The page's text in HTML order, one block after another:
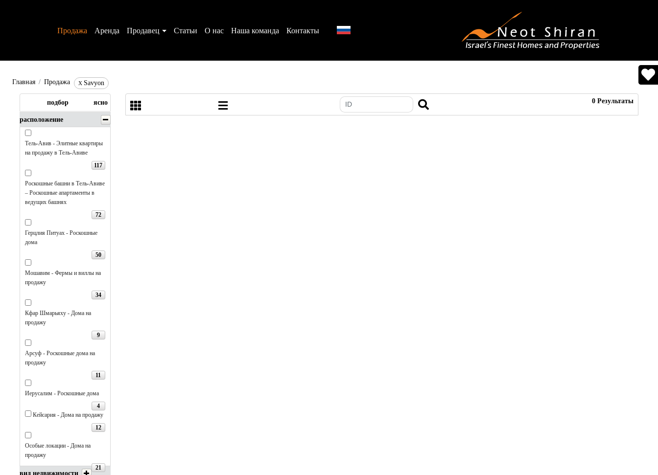
Аренда Продавец Статьи О нас Наша команда Контакты
Главная X Savyon
подбор ясно
расположение
Тель-Авив - Элитные квартиры
на продажу в Тель-Авиве
117
Роскошные башни в Тель-Авиве
– Роскошные апартаменты в
ведущих башнях
72
Герцлия Питуах - Роскошные
дома
50
Мошавим - Фермы и виллы на
продажу
34
Кфар Шмарьяху - Дома на
продажу
9
Арсуф - Роскошные дома на
продажу
11
Иерусалим - Роскошные дома
4
Кейсария - Дома на продажу
12
Особые локации - Дома на
продажу
21
вид недвижимости
0Результаты